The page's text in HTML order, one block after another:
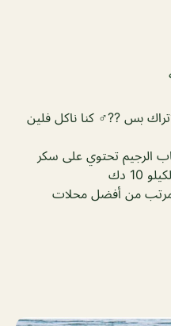
بس ??‍♂️ كنا ناكل فلين
الرجيم تحتوي على سكر
دك
من أفضل محلات